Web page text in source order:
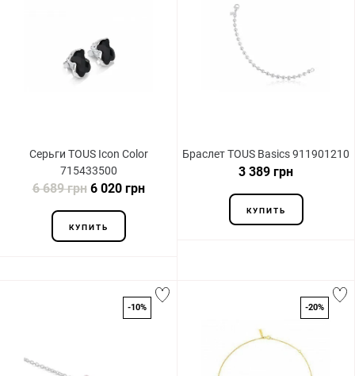
Серьги TOUS Icon Color
715433500
6 689 грн6 020 грн
КУПИТЬ
Браслет TOUS Basics 911901210
3 389 грн
КУПИТЬ
-10% -20%